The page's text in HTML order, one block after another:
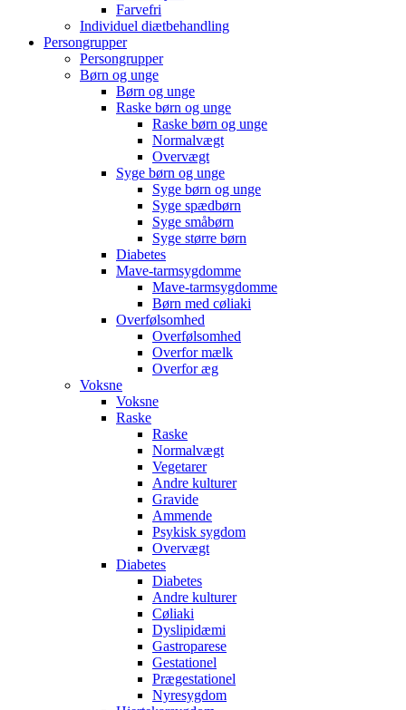
Farvefri
Individuel diætbehandling
Persongrupper
Persongrupper
Børn og unge
Børn og unge
Raske børn og unge
Raske børn og unge
Normalvægt
Overvægt
Syge børn og unge
Syge børn og unge
Syge spædbørn
Syge småbørn
Syge større børn
Diabetes
Mave-tarmsygdomme
Mave-tarmsygdomme
Børn med cøliaki
Overfølsomhed
Overfølsomhed
Overfor mælk
Overfor æg
Voksne
Voksne
Raske
Raske
Normalvægt
Vegetarer
Andre kulturer
Gravide
Ammende
Psykisk sygdom
Overvægt
Diabetes
Diabetes
Andre kulturer
Cøliaki
Dyslipidæmi
Gastroparese
Gestationel
Prægestationel
Nyresygdom